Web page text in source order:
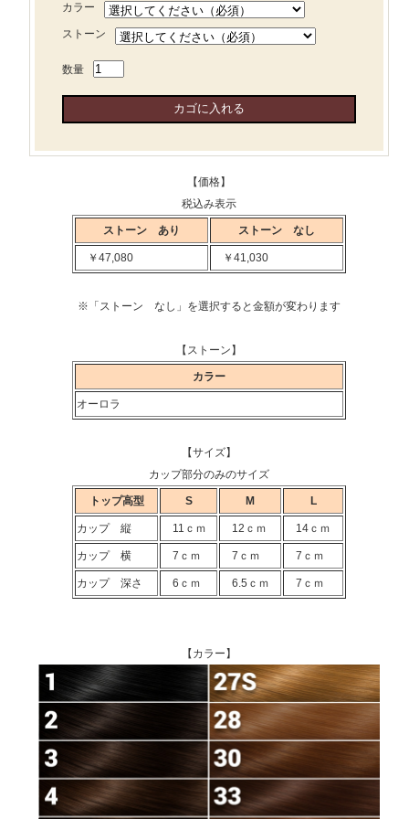
カラー
ストーン
数量
【価格】
税込み表示
ストーン あり ストーン なし
￥47,080 ￥41,030
※「ストーン なし」を選択すると金額が変わります
【ストーン】
カラー
オーロラ
【サイズ】
カップ部分のみのサイズ
トップ高型 S M L
カップ 縦 11ｃｍ 12ｃｍ 14ｃｍ
カップ 横 7ｃｍ 7ｃｍ 7ｃｍ
カップ 深さ 6ｃｍ 6.5ｃｍ 7ｃｍ
【カラー】